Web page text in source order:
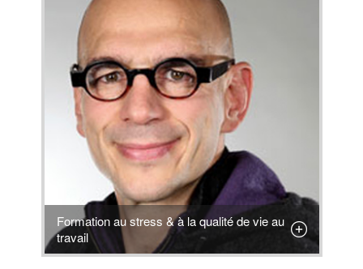
Formation au stress & à la qualité de vie au
travail